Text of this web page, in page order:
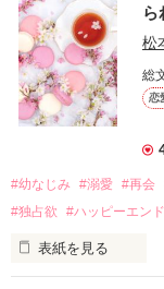
ら
松
総
恋
#幼なじみ #溺愛 #再会
#独占欲
#ハッピーエンド
表紙を見る